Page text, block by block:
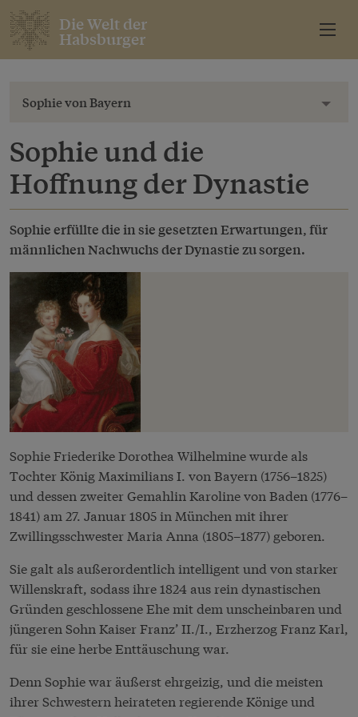
Die Welt der
Habsburger
Sophie von Bayern
Sophie und die
Hoffnung der Dynastie
Sophie erfüllte die in sie gesetzten Erwartungen, für
männlichen Nachwuchs der Dynastie zu sorgen.
Sophie Friederike Dorothea Wilhelmine wurde als
Tochter König Maximilians I. von Bayern (1756–1825)
und dessen zweiter Gemahlin Karoline von Baden (1776–
1841) am 27. Januar 1805 in München mit ihrer
Zwillingsschwester Maria Anna (1805–1877) geboren.
Sie galt als außerordentlich intelligent und von starker
Willenskraft, sodass ihre 1824 aus rein dynastischen
Gründen geschlossene Ehe mit dem unscheinbaren und
jüngeren Sohn Kaiser Franz’ II./I., Erzherzog Franz Karl,
für sie eine herbe Enttäuschung war.
Denn Sophie war äußerst ehrgeizig, und die meisten
ihrer Schwestern heirateten regierende Könige und